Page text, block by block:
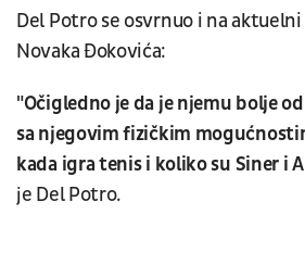
Del Potro se osvrnuo i na
Novaka Đokovića:
"Očigledno je da je njemu bolje
sa njegovim fizičkim
kada igra tenis i koliko su Siner i
je Del Potro.